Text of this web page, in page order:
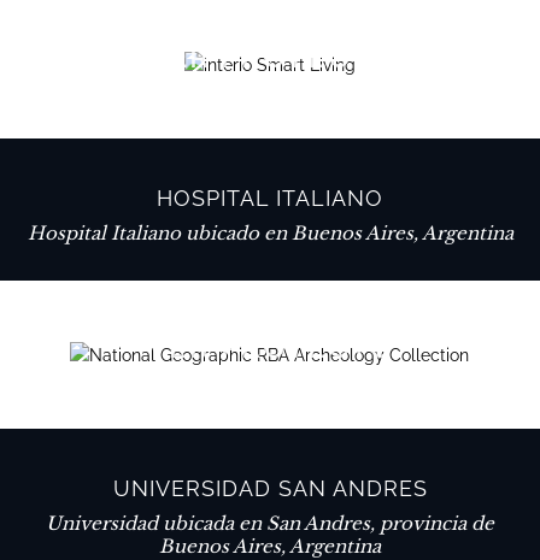
VER PROYECTO
HOSPITAL ITALIANO
Hospital Italiano ubicado en Buenos Aires, Argentina
VER PROYECTO
UNIVERSIDAD SAN ANDRES
Universidad ubicada en San Andres, provincia de
Buenos Aires, Argentina